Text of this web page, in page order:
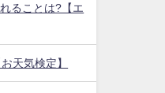
ることは?【エ
天気検定】